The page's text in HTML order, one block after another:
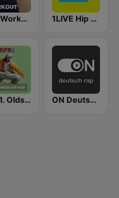
FFH Workout 1LIVE Hip Hop & RnB
RPR1. Oldschool Hip-Hop ON Deutsch Rap